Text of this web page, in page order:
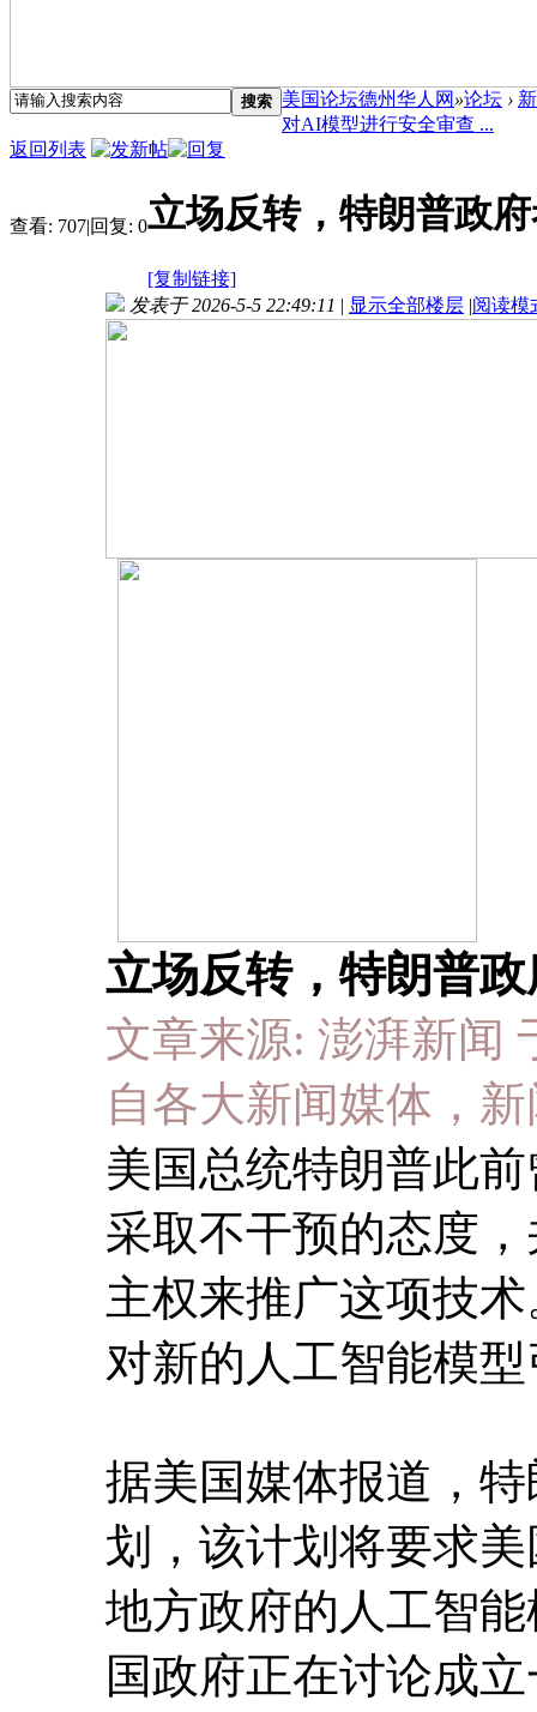
搜索 美国论坛德州华人网 »论坛 ›
对AI模型进行安全审查 ...
返回列表
查看: 707|回复: 0立场反转，特朗普政
[复制链接]
发表于 2026-5-5 22:49:11 | 显示全部楼层 |阅读模
立场反转，特朗普
文章来源: 澎湃新闻
自各大新闻媒体，
美国总统特朗普此
采取不干预的态度
主权来推广这项技
对新的人工智能模
据美国媒体报道，
划，该计划将要求
地方政府的人工智
国政府正在讨论成